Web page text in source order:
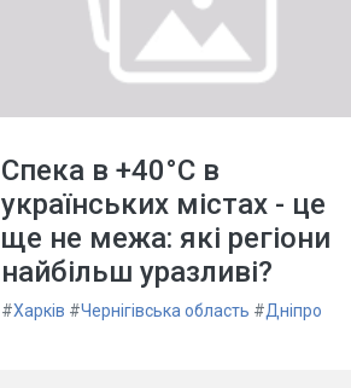
Спека в +40°C в
українських містах - це
ще не межа: які регіони
найбільш уразливі?
#Харків #Чернігівська область #Дніпро